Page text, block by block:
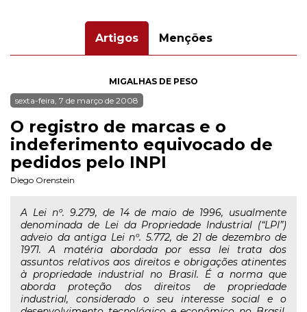
Artigos Menções
MIGALHAS DE PESO
sexta-feira, 7 de março de 2008
O registro de marcas e o
indeferimento equivocado de
pedidos pelo INPI
Diego Orenstein
A Lei nº. 9.279, de 14 de maio de 1996, usualmente
denominada de Lei da Propriedade Industrial (“LPI”)
adveio da antiga Lei nº. 5.772, de 21 de dezembro de
1971. A matéria abordada por essa lei trata dos
assuntos relativos aos direitos e obrigações atinentes
à propriedade industrial no Brasil. É a norma que
aborda proteção dos direitos de propriedade
industrial, considerado o seu interesse social e o